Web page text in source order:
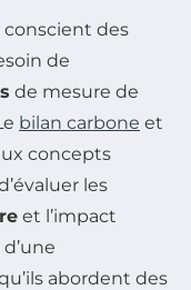
des
de
de mesure de
bilan carbone et
concepts
les
et l’impact
abordent des